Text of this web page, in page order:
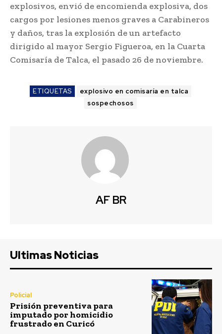
explosivos, envió de encomienda explosiva, dos
cargos por lesiones menos graves a Carabineros
y daños, tras la explosión de un artefacto
dirigido al mayor Sergio Figueroa, en la Cuarta
Comisaría de Talca, el pasado 26 de noviembre.
ETIQUETAS
explosivo en comisaría en talca
sospechosos
AF BR
Ultimas Noticias
Policial
Prisión preventiva para
imputado por homicidio
frustrado en Curicó